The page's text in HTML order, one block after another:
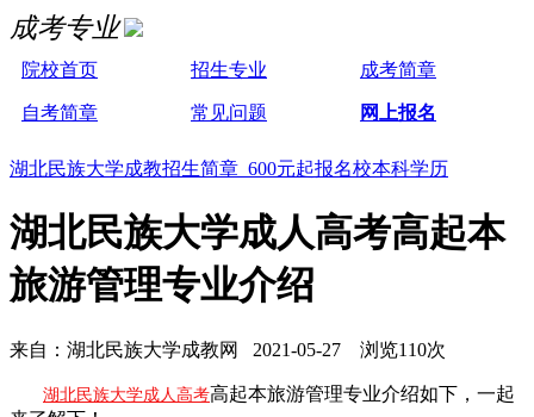
成考专业
院校首页 招生专业 成考简章
自考简章 常见问题 网上报名
湖北民族大学成教招生简章 600元起报名校本科学历
湖北民族大学成人高考高起本
旅游管理专业介绍
来自：湖北民族大学成教网 2021-05-27 浏览110次
湖北民族大学成人高考高起本旅游管理专业介绍如下，一起